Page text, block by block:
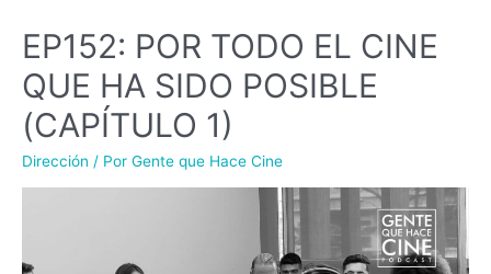
EP152: POR TODO EL CINE
QUE HA SIDO POSIBLE
(CAPÍTULO 1)
Dirección / Por Gente que Hace Cine